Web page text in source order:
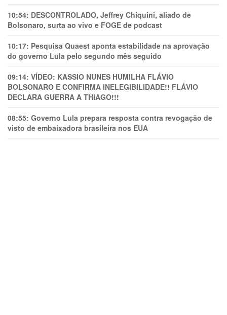
10:54: DESCONTROLADO, Jeffrey Chiquini, aliado de
Bolsonaro, surta ao vivo e FOGE de podcast
10:17: Pesquisa Quaest aponta estabilidade na aprovação
do governo Lula pelo segundo mês seguido
09:14: VÍDEO: KASSIO NUNES HUMlLHA FLÁVIO
BOLSONARO E CONFIRMA INELEGIBILIDADE!! FLÁVIO
DECLARA GUERRA A THIAGO!!!
08:55: Governo Lula prepara resposta contra revogação de
visto de embaixadora brasileira nos EUA